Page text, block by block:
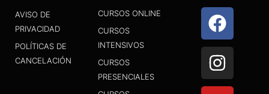
AVISO DE
PRIVACIDAD
POLÍTICAS DE
CANCELACIÓN
CURSOS ONLINE
CURSOS
INTENSIVOS
CURSOS
PRESENCIALES
F
a
c
e
b
I
n
s
t
a
Y
o
u
t
u